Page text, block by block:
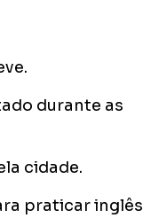
durante as
cidade.
praticar inglês